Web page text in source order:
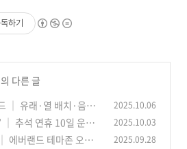
하기
다른 글
│ 유래·열 배치·음식
신) (35)
2025.10.06
│ 추석 연휴 10일 운영·
(33)
2025.10.03
에버랜드 테마존 오픈
2025.09.28